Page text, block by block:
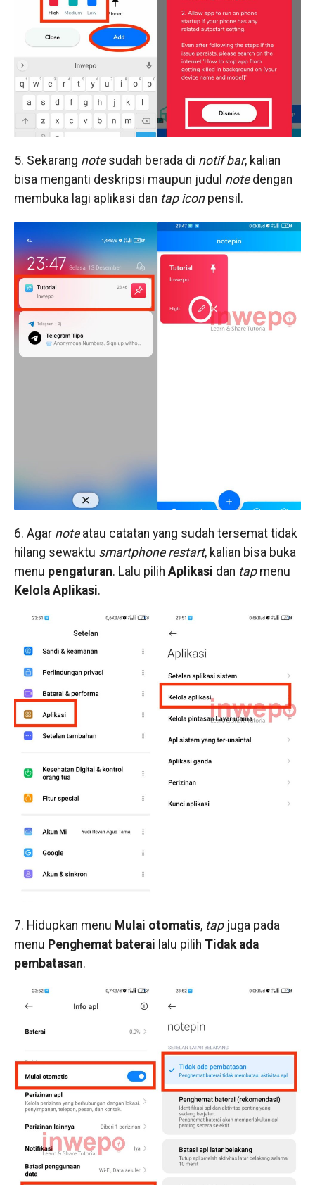
5. Sekarang notesudah berada di notif bar, kalian
bisa menganti deskripsi maupun judul notedengan
membuka lagi aplikasi dan tap iconpensil.
6. Agar noteatau catatan yang sudah tersemat tidak
hilang sewaktu smartphone restart, kalian bisa buka
menu pengaturan. Lalu pilih Aplikasi dan tapmenu
Kelola Aplikasi.
7. Hidupkan menu Mulai otomatis, tapjuga pada
menu Penghemat baterai lalu pilih Tidak ada
pembatasan.